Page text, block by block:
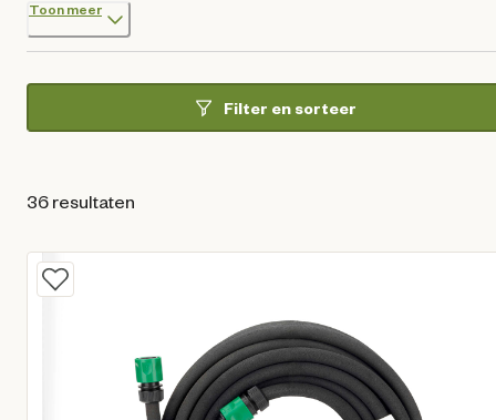
Toon meer
Filter en sorteer
36 resultaten